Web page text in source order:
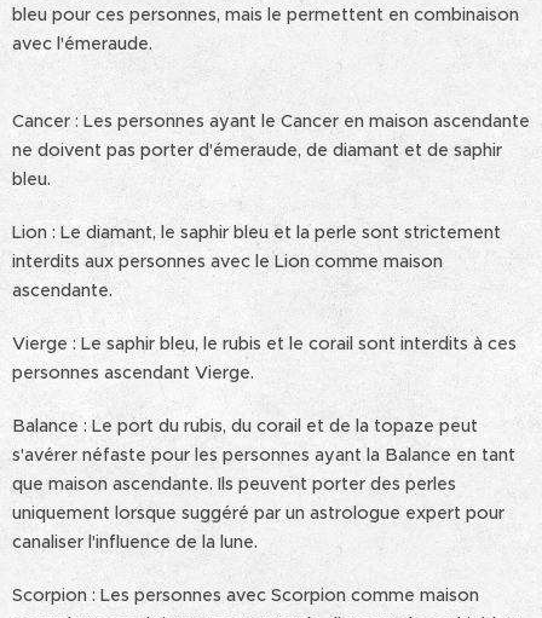
bleu pour ces personnes, mais le permettent en combinaison
avec l'émeraude.
Cancer : Les personnes ayant le Cancer en maison ascendante
ne doivent pas porter d'émeraude, de diamant et de saphir
bleu.
Lion : Le diamant, le saphir bleu et la perle sont strictement
interdits aux personnes avec le Lion comme maison
ascendante.
Vierge : Le saphir bleu, le rubis et le corail sont interdits à ces
personnes ascendant Vierge.
Balance : Le port du rubis, du corail et de la topaze peut
s'avérer néfaste pour les personnes ayant la Balance en tant
que maison ascendante. Ils peuvent porter des perles
uniquement lorsque suggéré par un astrologue expert pour
canaliser l'influence de la lune.
Scorpion : Les personnes avec Scorpion comme maison